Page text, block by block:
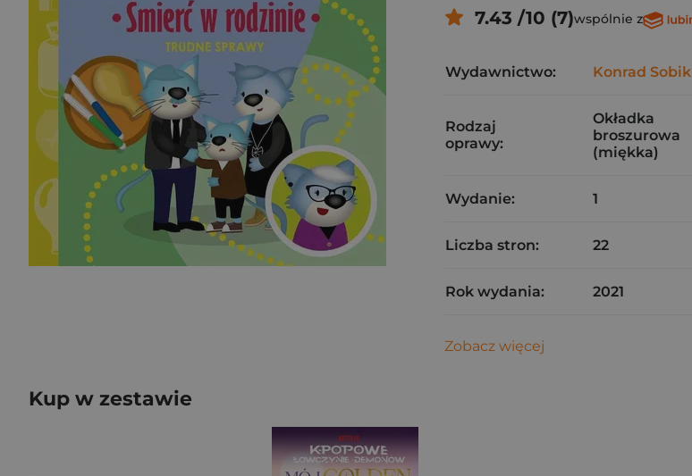
7.43 /10 (7)wspólnie z
Wydawnictwo: Konrad Sobik
Rodzaj
oprawy:
Okładka
broszurowa
(miękka)
Wydanie: 1
Liczba stron: 22
Rok wydania: 2021
Zobacz więcej
Kup w zestawie